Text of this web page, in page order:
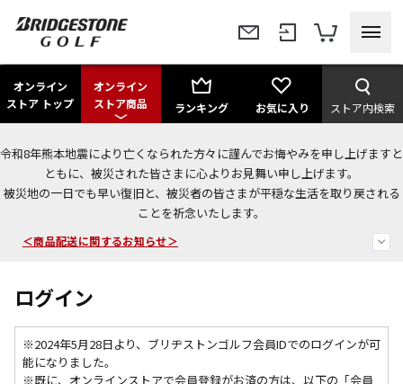
オンライン
ストア トップ
オンライン
ストア商品
ランキング お気に入り ストア内検索
令和8年熊本地震により亡くなられた方々に謹んでお悔やみを申し上げますと
ともに、被災された皆さまに心よりお見舞い申し上げます。
被災地の一日でも早い復旧と、被災者の皆さまが平穏な生活を取り戻される
ことを祈念いたします。
今なら新規会員登録で1,000円OFFクーポンプレゼント！
＜商品配送に関するお知らせ＞
＜夏季休暇中のご注文・発送・お問い合わせ＞
ログイン
※2024年5月28日より、ブリヂストンゴルフ会員IDでのログインが可
能になりました。
※既に、 オンラインストアで会員登録がお済の方は、以下の「会員